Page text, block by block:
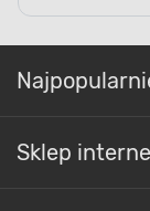
Sklep